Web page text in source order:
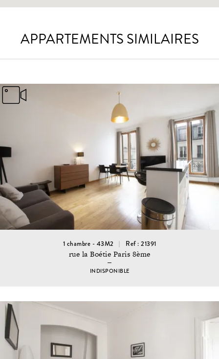
APPARTEMENTS SIMILAIRES
1 chambre - 43M2 Ref : 21391
rue la Boétie Paris 8ème
INDISPONIBLE